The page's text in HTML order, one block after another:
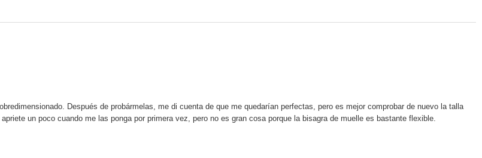
Después de probármelas, me di cuenta de que me quedarían perfectas, pero es mejor comprobar de nuevo la talla
un poco cuando me las ponga por primera vez, pero no es gran cosa porque la bisagra de muelle es bastante flexible.